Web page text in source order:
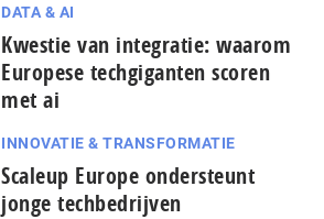
DATA & AI
Kwestie van integratie: waarom
Europese techgiganten scoren
met ai
INNOVATIE & TRANSFORMATIE
Scaleup Europe ondersteunt
jonge techbedrijven